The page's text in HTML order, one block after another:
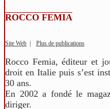
ROCCO FEMIA
Site Web Plus de publications
Rocco Femia, éditeur et
droit en Italie puis s’est
30 ans.
En 2002 a fondé le
diriger.